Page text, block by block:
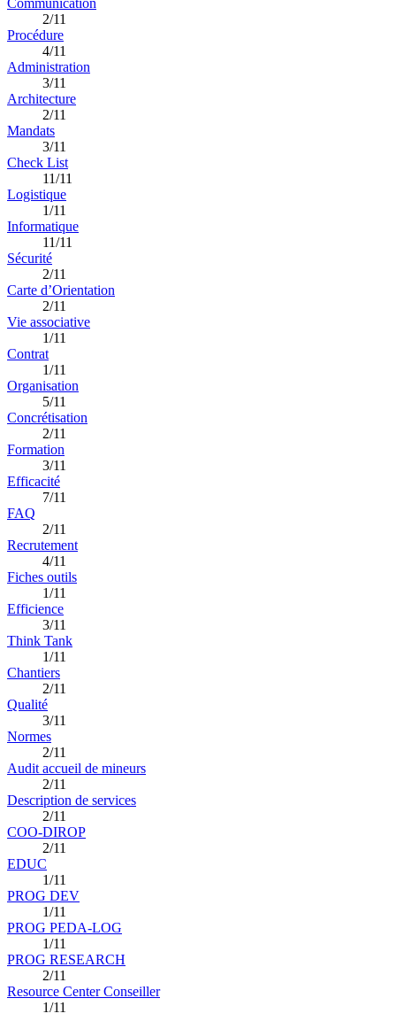
Communication
2/11
Procédure
4/11
Administration
3/11
Architecture
2/11
Mandats
3/11
Check List
11/11
Logistique
1/11
Informatique
11/11
Sécurité
2/11
Carte d’Orientation
2/11
Vie associative
1/11
Contrat
1/11
Organisation
5/11
Concrétisation
2/11
Formation
3/11
Efficacité
7/11
FAQ
2/11
Recrutement
4/11
Fiches outils
1/11
Efficience
3/11
Think Tank
1/11
Chantiers
2/11
Qualité
3/11
Normes
2/11
Audit accueil de mineurs
2/11
Description de services
2/11
COO-DIROP
2/11
EDUC
1/11
PROG DEV
1/11
PROG PEDA-LOG
1/11
PROG RESEARCH
2/11
Resource Center Conseiller
1/11